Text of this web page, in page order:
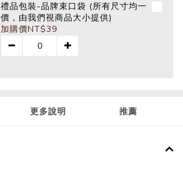
禮品包裝-品牌束口袋 (所有尺寸均一
價，由我們視商品大小提供)
加購價NT$39
更多說明 推薦